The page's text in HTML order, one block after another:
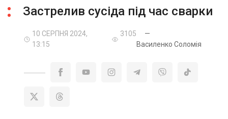
Застрелив сусіда під час сварки
10 СЕРПНЯ 2024,
13:15
3105
—
Василенко Соломія